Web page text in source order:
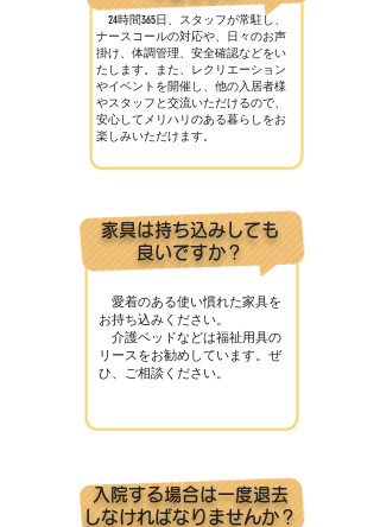
家具は持ち込みしても
良いですか？
入院する場合は一度退去
しなければなりませんか？
24時間365日、スタッフが常駐し、
ナースコールの対応や、日々のお声
掛け、体調管理、安全確認などをい
たします。また、レクリエーション
やイベントを開催し、他の入居者様
やスタッフと交流いただけるので、
安心してメリハリのある暮らしをお
楽しみいただけます。
愛着のある使い慣れた家具を
お持ち込みください。
介護ベッドなどは福祉用具の
リースをお勧めしています。ぜ
ひ、ご相談ください。